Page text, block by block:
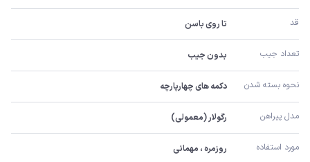
قد تا روی باسن
تعداد جیب بدون جیب
نحوه بسته شدن دکمه های چهارپارچه
مدل پیراهن رگولار (معمولی)
مورد استفاده روزمره ، مهمانی